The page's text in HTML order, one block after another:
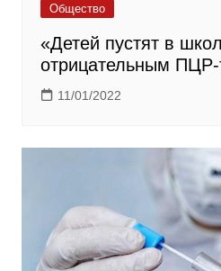
Общество
«Детей пустят в
отрицательным
11/01/2022